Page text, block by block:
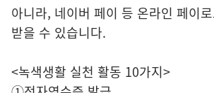
아니라, 네이버 페이 등 온라인 페이
받을 수 있습니다.
<녹색생활 실천 활동 10가지>